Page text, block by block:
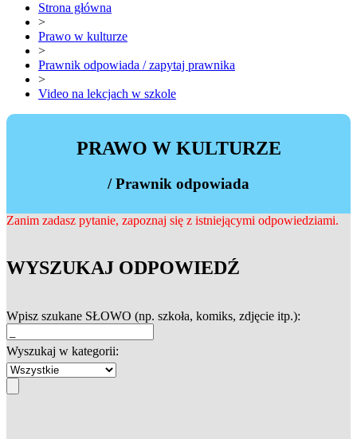
Strona główna
>
Prawo w kulturze
>
Prawnik odpowiada / zapytaj prawnika
>
Video na lekcjach w szkole
PRAWO W KULTURZE
/ Prawnik odpowiada
Zanim zadasz pytanie, zapoznaj się z istniejącymi odpowiedziami.
WYSZUKAJ ODPOWIEDŹ
Wpisz szukane SŁOWO (np. szkoła, komiks, zdjęcie itp.):
Wyszukaj w kategorii: